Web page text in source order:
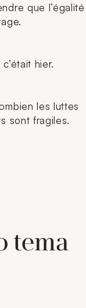
que l’égalité
hier.
les luttes
sont fragiles.
tema